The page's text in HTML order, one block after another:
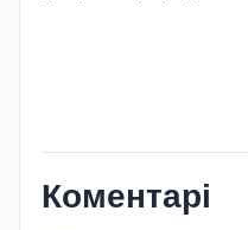
Коментарі